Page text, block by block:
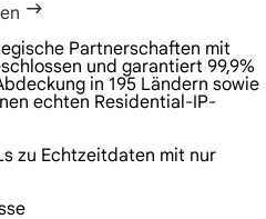
Partnerschaften mit
und garantiert 99,9%
in 195 Ländern sowie
echten Residential-IP-
zu Echtzeitdaten mit nur